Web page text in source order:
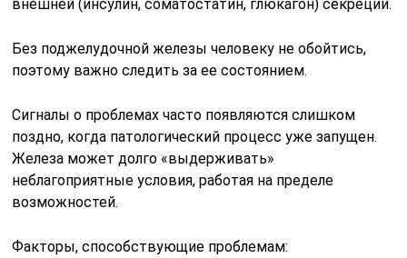
внешней (инсулин, соматостатин, глюкагон) секреции.
Без поджелудочной железы человеку не обойтись,
поэтому важно следить за ее состоянием.
Сигналы о проблемах часто появляются слишком
поздно, когда патологический процесс уже запущен.
Железа может долго «выдерживать»
неблагоприятные условия, работая на пределе
возможностей.
Факторы, способствующие проблемам: